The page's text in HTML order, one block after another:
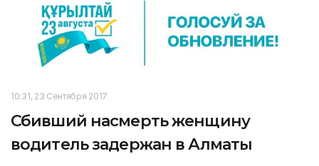
10:31, 23 Сентября 2017
Сбивший насмерть женщину
водитель задержан в Алматы